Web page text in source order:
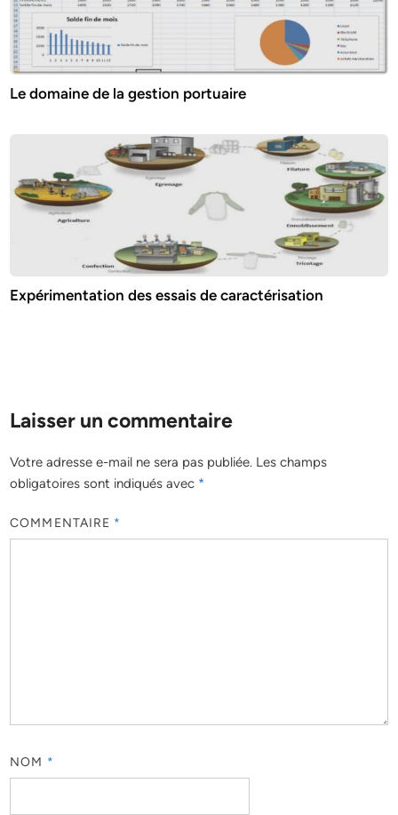
Le domaine de la gestion portuaire
Expérimentation des essais de caractérisation
Laisser un commentaire
Votre adresse e-mail ne sera pas publiée. Les champs
obligatoires sont indiqués avec *
COMMENTAIRE *
NOM *